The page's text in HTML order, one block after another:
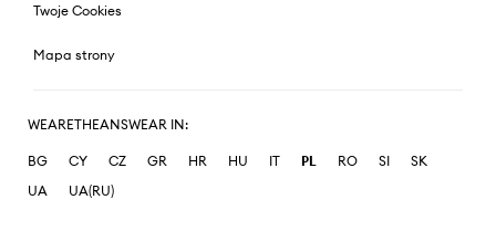
Twoje Cookies
Mapa strony
WEARETHEANSWEAR IN:
BG CY CZ GR HR HU IT PL RO SI
SK
UA
UA(RU)